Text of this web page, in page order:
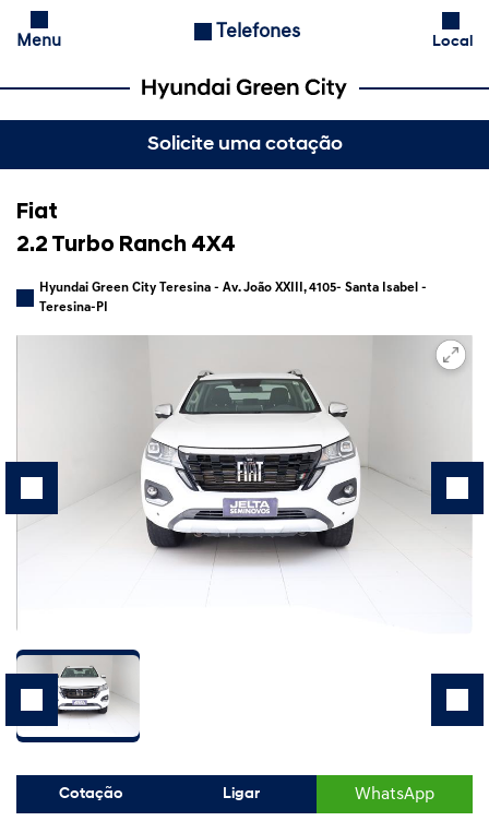
Menu Telefones Local
Solicite uma cotação
Fiat
2.2 Turbo Ranch 4X4
Hyundai Green City Teresina - Av. João XXIII, 4105- Santa Isabel -
Teresina-PI
Cotação Ligar WhatsApp